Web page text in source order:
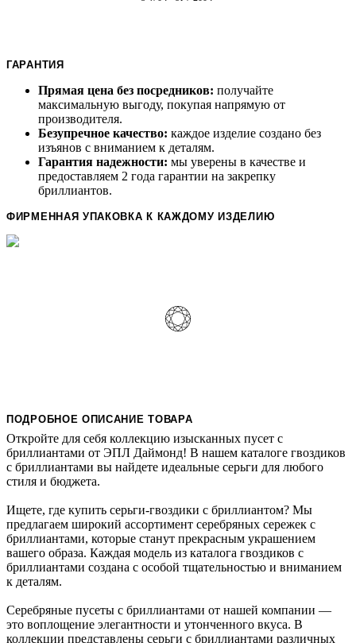
ГАРАНТИЯ
Прямая цена без посредников: получайте
максимальную выгоду, покупая напрямую от
производителя.
Безупречное качество: каждое изделие создано без
изъянов с вниманием к деталям.
Гарантия надежности: мы уверены в качестве и
предоставляем 2 года гарантии на закрепку
бриллиантов.
ФИРМЕННАЯ УПАКОВКА К КАЖДОМУ ИЗДЕЛИЮ
ПОДРОБНОЕ ОПИСАНИЕ ТОВАРА
Откройте для себя коллекцию изысканных пусет с
бриллиантами от ЭПЛ Даймонд! В нашем каталоге гвоздиков
с бриллиантами вы найдете идеальные серьги для любого
стиля и бюджета.
Ищете, где купить серьги-гвоздики с бриллиантом? Мы
предлагаем широкий ассортимент серебряных сережек с
бриллиантами, которые станут прекрасным украшением
вашего образа. Каждая модель из каталога гвоздиков с
бриллиантами создана с особой тщательностью и вниманием
к деталям.
Серебряные пусеты с бриллиантами от нашей компании —
это воплощение элегантности и утонченного вкуса. В
коллекции представлены серьги с бриллиантами различных